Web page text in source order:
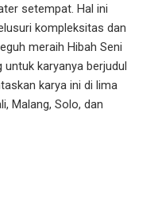
setempat. Hal ini
kompleksitas dan
meraih Hibah Seni
karyanya berjudul
karya ini di lima
Malang, Solo, dan